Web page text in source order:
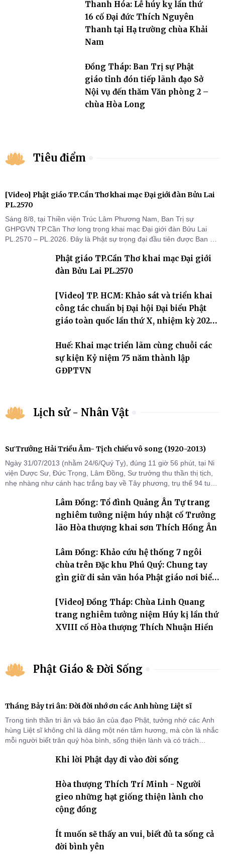
Thanh Hóa: Lễ húy kỵ lần thứ
16 cố Đại đức Thích Nguyên
Thanh tại Hạ trường chùa Khải
Nam
Đồng Tháp: Ban Trị sự Phật
giáo tỉnh đón tiếp lãnh đạo Sở
Nội vụ đến thăm Văn phòng 2 –
chùa Hòa Long
Tiêu điểm
[Video] Phật giáo TP.Cần Thơ khai mạc Đại giới đàn Bửu Lai
PL.2570
Sáng 8/8, tại Thiền viện Trúc Lâm Phương Nam, Ban Trị sự
GHPGVN TP.Cần Thơ long trọng khai mạc Đại giới đàn Bửu Lai
PL.2570 – PL.2026. Đây là Phật sự trọng đại đầu tiên được Ban Trị
thứ I, thể hiện sự quan tâm đối với công tác truyền giới, đào tạo
Tăng tài và tiếp nối mạng mạch Tăng-g
Phật giáo TP.Cần Thơ khai mạc Đại giới
đàn Bửu Lai PL.2570
[Video] TP. HCM: Khảo sát và triển khai
công tác chuẩn bị Đại hội Đại biểu Phật
giáo toàn quốc lần thứ X, nhiệm kỳ 2026-
Huế: Khai mạc triển lãm cùng chuỗi các
sự kiện Kỷ niệm 75 năm thành lập
GĐPTVN
Lịch sử - Nhân Vật
Sư Trưởng Hải Triều Âm- Tịch chiếu vô song (1920-2013)
Ngày 31/07/2013 (nhằm 24/6/Quý Tỵ), đúng 11 giờ 56 phút, tại Ni
viện Dược Sư, Đức Trọng, Lâm Đồng, Sư trưởng thu thần thị tịch,
nhẹ nhàng như cánh hạc trắng bay về Tây phương, trụ thế 94 tuổi
Lâm Đồng: Tổ đình Quảng Ân Tự trang
nghiêm tưởng niệm húy nhật cố Trưởng
lão Hòa thượng khai sơn Thích Hồng Ân
Lâm Đồng: Khảo cứu hệ thống 7 ngôi
chùa trên Đặc khu Phú Quý: Chung tay
gìn giữ di sản văn hóa Phật giáo nơi biển
[Video] Đồng Tháp: Chùa Linh Quang
trang nghiêm tưởng niệm Húy kị lần thứ
XVIII cố Hòa thượng Thích Nhuận Hiền
Phật Giáo & Đời Sống
Tháng Bảy tri ân: Đời đời nhớ ơn các Anh hùng Liệt sĩ
Trong tinh thần tri ân và báo ân của đạo Phật, tưởng nhớ các Anh
hùng Liệt sĩ không chỉ là dâng một nén tâm hương, mà còn là nhắc
mỗi người biết trân quý hòa bình, sống thiện lành và có trách
Khi lời Phật dạy đi vào đời sống
Hòa thượng Thích Trí Minh - Người
gieo những hạt giống thiện lành cho
cộng đồng
Ít muốn sẽ thấy an vui, biết đủ ta sống cả
đời bình yên